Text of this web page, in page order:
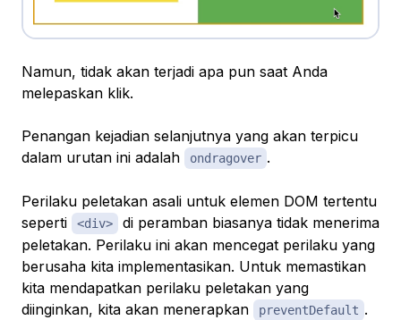
Namun, tidak akan terjadi apa pun saat Anda
melepaskan klik.
Penangan kejadian selanjutnya yang akan terpicu
dalam urutan ini adalah
ondragover .
Perilaku peletakan asali untuk elemen DOM tertentu
seperti
<div>
di peramban biasanya tidak menerima
peletakan. Perilaku ini akan mencegat perilaku yang
berusaha kita implementasikan. Untuk memastikan
kita mendapatkan perilaku peletakan yang
diinginkan, kita akan menerapkan
preventDefault .